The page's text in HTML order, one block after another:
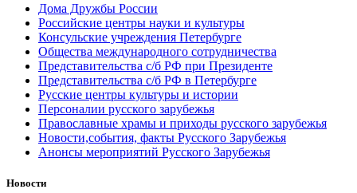
Дома Дружбы России
Российские центры науки и культуры
Консульские учреждения Петербурге
Общества международного сотрудничества
Представительства с/б РФ при Президенте
Представительства с/б РФ в Петербурге
Русские центры культуры и истории
Персоналии русского зарубежья
Православные храмы и приходы русского зарубежья
Новости,события, факты Русского Зарубежья
Анонсы мероприятий Русского Зарубежья
Новости